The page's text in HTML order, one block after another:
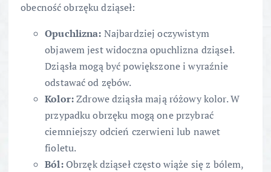
obecność obrzęku dziąseł:
Opuchlizna: Najbardziej oczywistym
objawem jest widoczna opuchlizna dziąseł.
Dziąsła mogą być powiększone i wyraźnie
odstawać od zębów.
Kolor:Zdrowe dziąsła mają różowy kolor. W
przypadku obrzęku mogą one przybrać
ciemniejszy odcień czerwieni lub nawet
fioletu.
Ból:Obrzęk dziąseł często wiąże się z bólem,